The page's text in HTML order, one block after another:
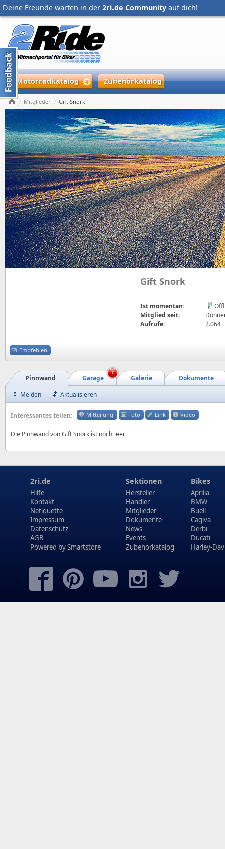
Deine Freunde warten in der 2ri.de Community auf dich!
Motorradkatalog Zubehörkatalog
Mitglieder Gift Snork
Gift Snork
Ist momentan:
Mitglied seit:
Aufrufe:
2.064
Empfehlen
Dokumente
Galerie
Garage
Pinnwand
1
Melden Aktualisieren
Interessantes teilen: Mitteilung Foto Link Video
Die Pinnwand von Gift Snork ist noch leer.
2ri.de
Hilfe
Kontakt
Netiquette
Impressum
Datenschutz
AGB
Powered bySmartstore
Sektionen
Hersteller
Händler
Mitglieder
Dokumente
News
Events
Zubehörkatalog
Bikes
Aprilia
BMW
Buell
Cagiva
Derbi
Ducati
Harley-